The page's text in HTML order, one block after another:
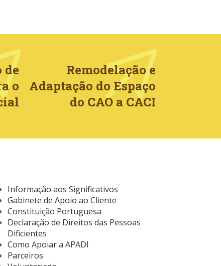
de
o
Remodelação e
Adaptação do Espaço
do CAO a CACI
Informação aos Significativos
Gabinete de Apoio ao Cliente
Constituição Portuguesa
Declaração de Direitos das Pessoas
Dificientes
Como Apoiar a APADI
Parceiros